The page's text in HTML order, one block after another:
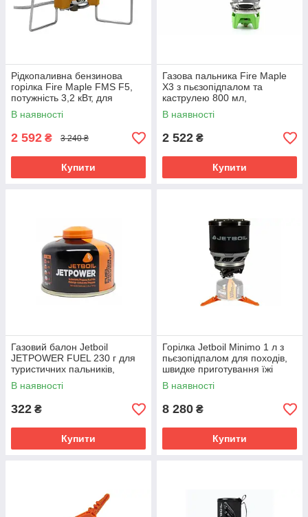
Рідкопаливна бензинова
горілка Fire Maple FMS F5,
потужність 3,2 кВт, для
походів
В наявності
2 592 ₴ 3 240 ₴
Купити
Газова пальника Fire Maple
X3 з пьєзопідпалом та
каструлею 800 мл,
туристична система для
приготування їжі, зелена
В наявності
2 522 ₴
Купити
Газовий балон Jetboil
JETPOWER FUEL 230 г для
туристичних пальників,
морозостійкий до -23°C
В наявності
322 ₴
Купити
Горілка Jetboil Minimo 1 л з
пьєзопідпалом для походів,
швидке приготування їжі
В наявності
8 280 ₴
Купити